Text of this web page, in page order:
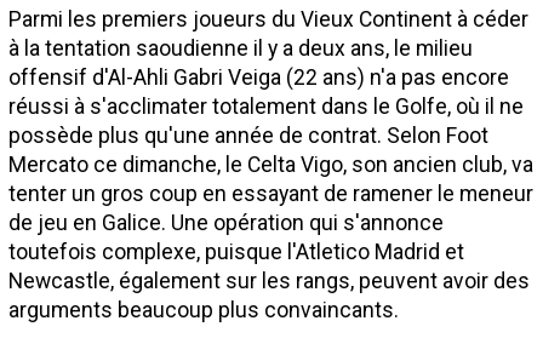
Parmi les premiers joueurs du Vieux Continent à céder
à la tentation saoudienne il y a deux ans, le milieu
offensif d'Al-Ahli Gabri Veiga (22 ans) n'a pas encore
réussi à s'acclimater totalement dans le Golfe, où il ne
possède plus qu'une année de contrat. Selon Foot
Mercato ce dimanche, le Celta Vigo, son ancien club, va
tenter un gros coup en essayant de ramener le meneur
de jeu en Galice. Une opération qui s'annonce
toutefois complexe, puisque l'Atletico Madrid et
Newcastle, également sur les rangs, peuvent avoir des
arguments beaucoup plus convaincants.
Résultats et Classements
Class. buteurs européens
Programme TV foot
Vidéos
Sondages
Tableau transferts L1
Taille de la police